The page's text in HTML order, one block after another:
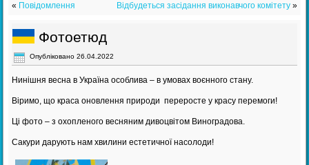
« Повідомлення Відбудеться засідання виконавчого комітету»
Фотоетюд
Опубліковано 26.04.2022
Нинішня весна в Україна особлива – в умовах воєнного стану.
Віримо, що краса оновлення природи переросте у красу перемоги!
Ці фото – з охопленого весняним дивоцвітом Виноградова.
Сакури дарують нам хвилини естетичної насолоди!